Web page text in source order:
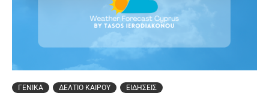
ΓΕΝΙΚΑ ΔΕΛΤΙΟ ΚΑΙΡΟΥ ΕΙΔΗΣΕΙΣ